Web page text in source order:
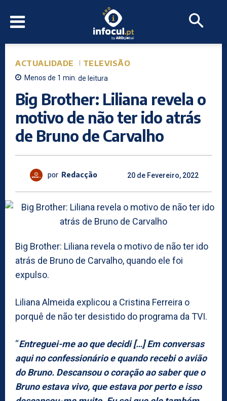
ACTUALIDADE TELEVISÃO
Menos de 1 min. de leitura
Big Brother: Liliana revela o
motivo de não ter ido atrás
de Bruno de Carvalho
por Redacção 20 de Fevereiro, 2022
Big Brother: Liliana revela o motivo de não ter ido
atrás de Bruno de Carvalho, quando ele foi
expulso.
Liliana Almeida explicou a Cristina Ferreira o
porquê de não ter desistido do programa da TVI.
“Entreguei-me ao que decidi […] Em conversas
aqui no confessionário e quando recebi o avião
do Bruno. Descansou o coração ao saber que o
Bruno estava vivo, que estava por perto e isso